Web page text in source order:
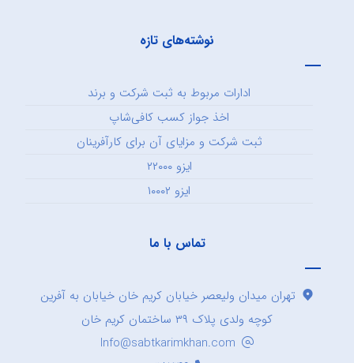
نوشته‌های تازه
ادارات مربوط به ثبت شرکت و برند
اخذ جواز کسب کافی‌شاپ
ثبت شرکت و مزایای آن برای کارآفرینان
ایزو ۲۲۰۰۰
ایزو ۱۰۰۰۲
تماس با ما
تهران میدان ولیعصر خیابان کریم خان خیابان به آفرین
کوچه ولدی پلاک ۳۹ ساختمان کریم خان
Info@sabtkarimkhan.com